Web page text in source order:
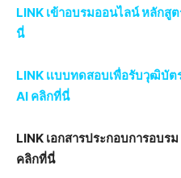
LINK เข้าอบรมออนไลน์ หลักสู
นี่
LINK เเบบทดสอบเพื่อรับวุฒิบั
AI คลิกที่นี่
LINK เอกสารประกอบการอบร
คลิกที่นี่